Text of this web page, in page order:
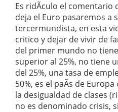
Es ridÃ­culo el comentario
deja el Euro pasaremos a
tercermundista, en esta
critico y dejar de vivir de
del primer mundo no
superior al 25%, no tiene
del 25%, una tasa de
50%, es el paÃ­s de
la desigualdad de clases
no es denominado crisis,